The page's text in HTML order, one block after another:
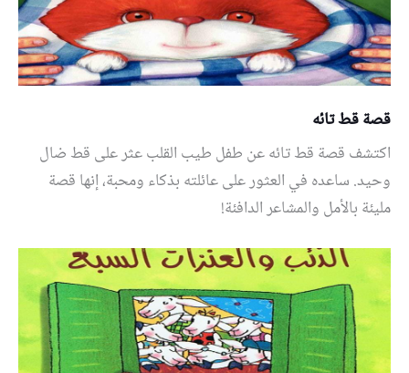
قصة قط تائه
اكتشف قصة قط تائه عن طفل طيب القلب عثر على قط ضال
وحيد. ساعده في العثور على عائلته بذكاء ومحبة، إنها قصة
مليئة بالأمل والمشاعر الدافئة!